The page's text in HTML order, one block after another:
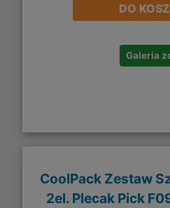
DO
Galeria
CoolPack Zestaw
2el. Plecak Pick